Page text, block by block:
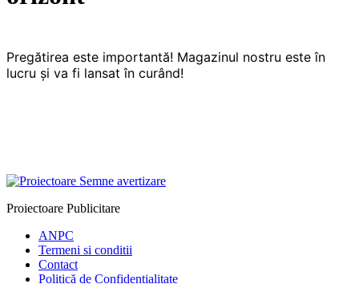
Pregătirea este importantă! Magazinul nostru este în
lucru și va fi lansat în curând!
Proiectoare Publicitare
ANPC
Termeni si conditii
Contact
Politică de Confidențialitate